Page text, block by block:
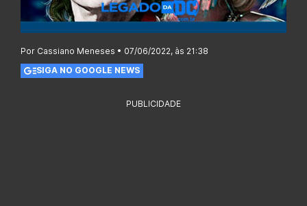
Por Cassiano Meneses • 07/06/2022, às 21:38
SIGA NO GOOGLE NEWS
PUBLICIDADE